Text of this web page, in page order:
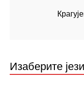
Изаберите